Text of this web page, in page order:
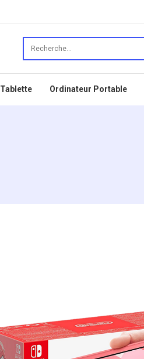
Tablette Ordinateur Portable